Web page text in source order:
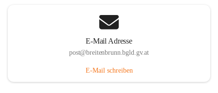
E-Mail Adresse
post@breitenbrunn.bgld.gv.at
E-Mail schreiben